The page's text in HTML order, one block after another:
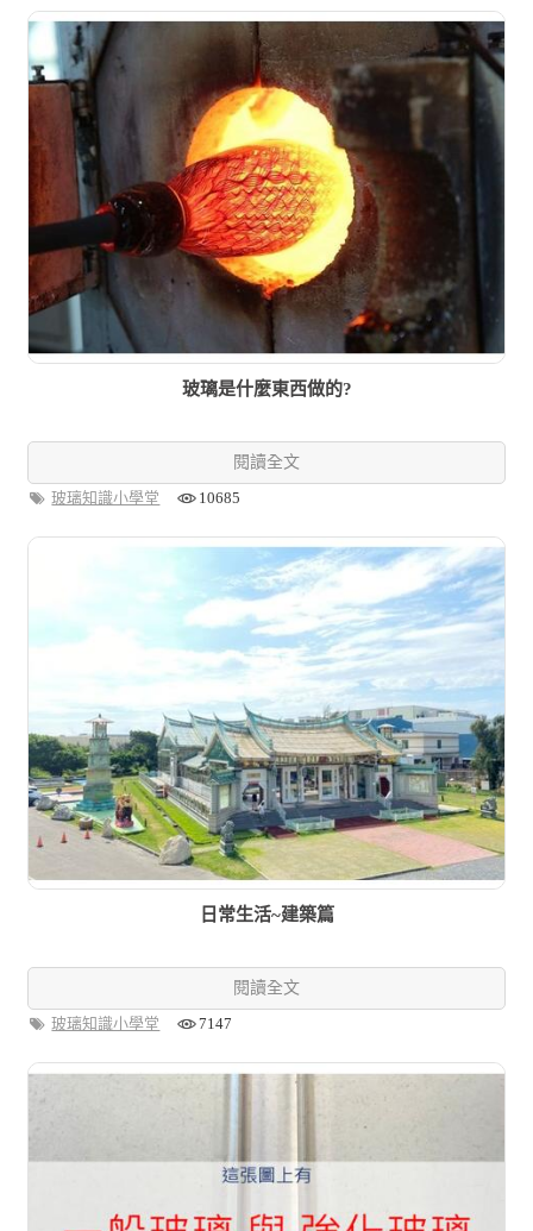
玻璃是什麼東西做的?
閱讀全文
玻璃知識小學堂
10685
日常生活~建築篇
閱讀全文
玻璃知識小學堂
7147